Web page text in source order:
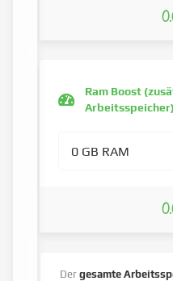
Ram Boost
Arbeitsspeicher)
Dergesamte